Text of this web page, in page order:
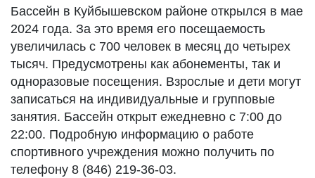
Бассейн в Куйбышевском районе открылся в мае
2024 года. За это время его посещаемость
увеличилась с 700 человек в месяц до четырех
тысяч. Предусмотрены как абонементы, так и
одноразовые посещения. Взрослые и дети могут
записаться на индивидуальные и групповые
занятия. Бассейн открыт ежедневно с 7:00 до
22:00. Подробную информацию о работе
спортивного учреждения можно получить по
телефону 8 (846) 219-36-03.